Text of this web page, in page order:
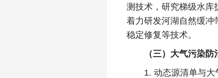
测技术，研究梯级水库
着力研发河湖自然缓冲
稳定修复等技术。
（三）大气污染防
1. 动态源清单与大